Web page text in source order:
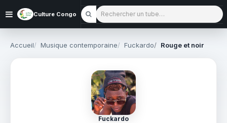
Culture Congo Rechercher un tube
Accueil Musique contemporaine Fuckardo Rouge et noir
Fuckardo